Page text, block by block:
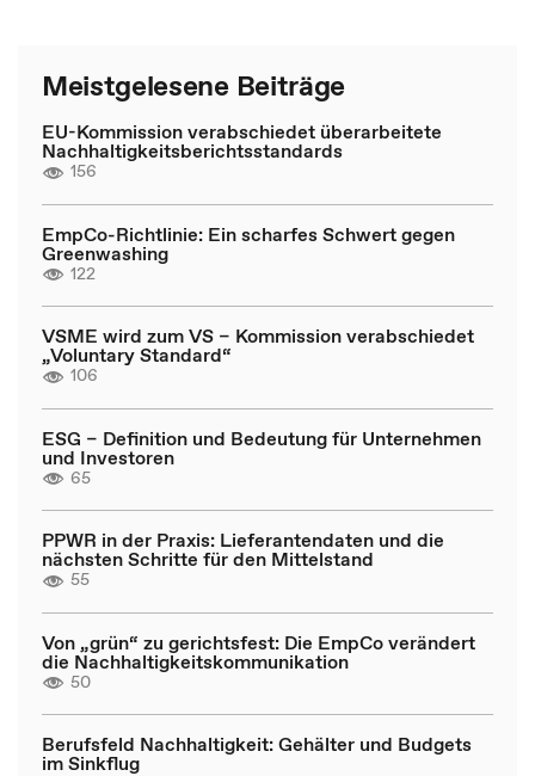
Meistgelesene Beiträge
EU-Kommission verabschiedet überarbeitete
Nachhaltigkeitsberichtsstandards
156
EmpCo-Richtlinie: Ein scharfes Schwert gegen
Greenwashing
122
VSME wird zum VS – Kommission verabschiedet
„Voluntary Standard“
106
ESG – Definition und Bedeutung für Unternehmen
und Investoren
65
PPWR in der Praxis: Lieferantendaten und die
nächsten Schritte für den Mittelstand
55
Von „grün“ zu gerichtsfest: Die EmpCo verändert
die Nachhaltigkeitskommunikation
50
Berufsfeld Nachhaltigkeit: Gehälter und Budgets
im Sinkflug